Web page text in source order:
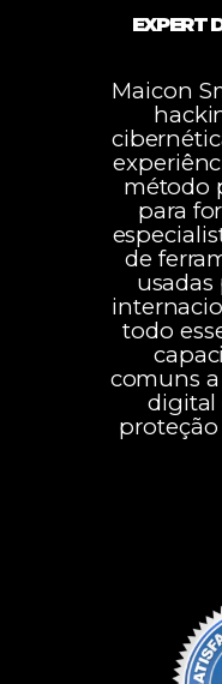
EXPERT
Maicon
método
para
de
todo
comuns
digital
proteção